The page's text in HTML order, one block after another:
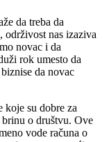
da treba da
održivost nas izaziva
novac i da
rok umesto da
da novac
koje su dobre za
o društvu. Ove
vode računa o